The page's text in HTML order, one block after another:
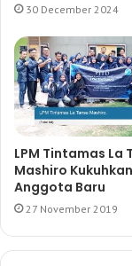
30 December 2024
LPM Tintamas La
Mashiro Kukuhkan
Anggota Baru
27 November 2019